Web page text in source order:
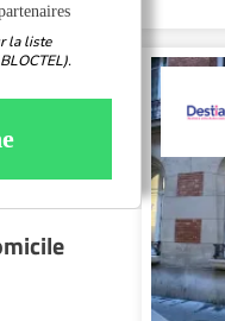
la liste